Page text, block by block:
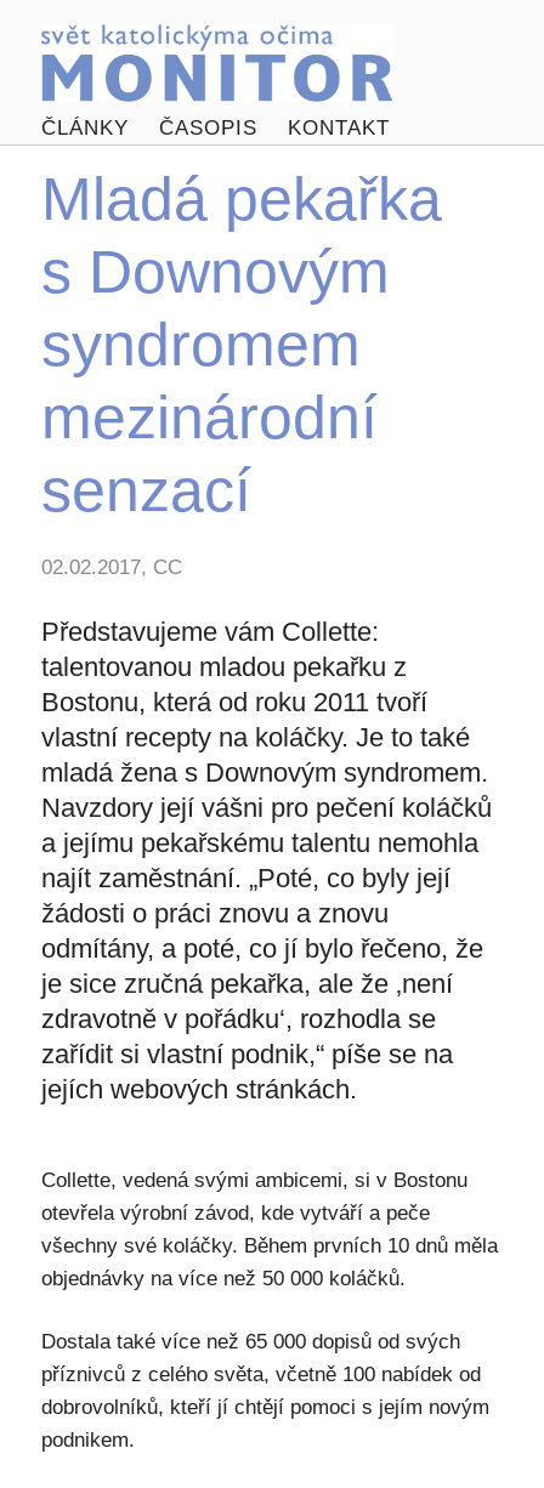
ČLÁNKY ČASOPIS KONTAKT
Mladá pekařka
s Downovým
syndromem
mezinárodní
senzací
02.02.2017, CC
Představujeme vám Collette:
talentovanou mladou pekařku z
Bostonu, která od roku 2011 tvoří
vlastní recepty na koláčky. Je to také
mladá žena s Downovým syndromem.
Navzdory její vášni pro pečení koláčků
a jejímu pekařskému talentu nemohla
najít zaměstnání. „Poté, co byly její
žádosti o práci znovu a znovu
odmítány, a poté, co jí bylo řečeno, že
je sice zručná pekařka, ale že ‚není
zdravotně v pořádku‘, rozhodla se
zařídit si vlastní podnik,“ píše se na
jejích webových stránkách.
Collette, vedená svými ambicemi, si v Bostonu
otevřela výrobní závod, kde vytváří a peče
všechny své koláčky. Během prvních 10 dnů měla
objednávky na více než 50 000 koláčků.
Dostala také více než 65 000 dopisů od svých
příznivců z celého světa, včetně 100 nabídek od
dobrovolníků, kteří jí chtějí pomoci s jejím novým
podnikem.